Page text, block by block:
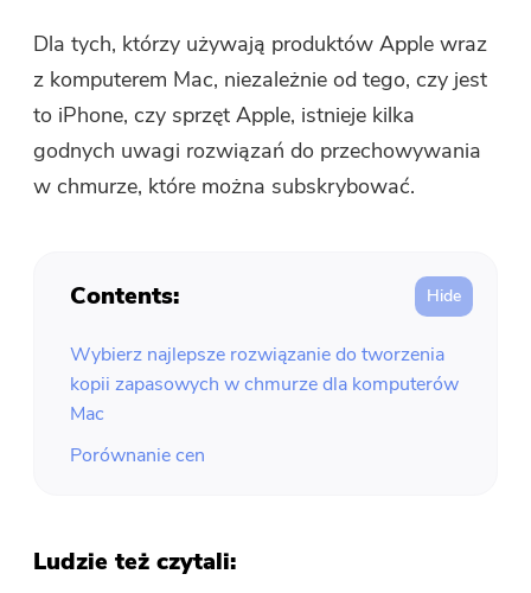
Dla tych, którzy używają produktów Apple wraz
z komputerem Mac, niezależnie od tego, czy jest
to iPhone, czy sprzęt Apple, istnieje kilka
godnych uwagi rozwiązań do przechowywania
w chmurze, które można subskrybować.
Contents:
Wybierz najlepsze rozwiązanie do tworzenia
kopii zapasowych w chmurze dla komputerów
Mac
Porównanie cen
Ludzie też czytali: